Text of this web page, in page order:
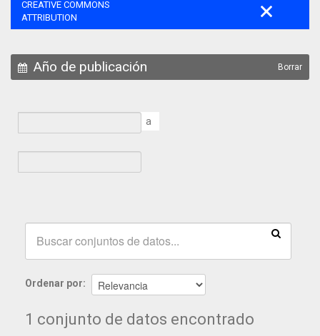
CREATIVE COMMONS
ATTRIBUTION
Año de publicación Borrar
a
Ordenar por
1 conjunto de datos encontrado